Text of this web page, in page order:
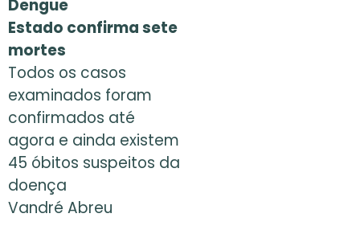
Dengue
Estado confirma sete
mortes
Todos os casos
examinados foram
confirmados até
agora e ainda existem
45 óbitos suspeitos da
doença
Vandré Abreu